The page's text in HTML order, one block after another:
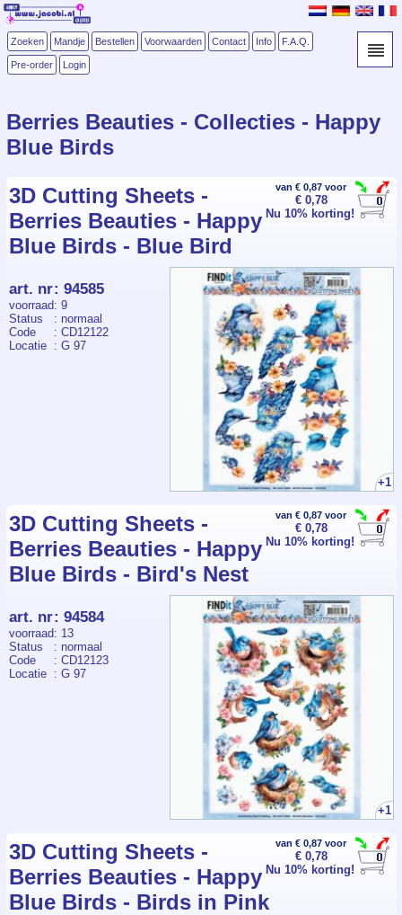
Zoeken Mandje Bestellen Voorwaarden Contact Info F.A.Q.
Pre-order Login
Berries Beauties - Collecties - Happy
Blue Birds
van € 0,87 voor
€ 0,78
Nu 10% korting!
3D Cutting Sheets -
Berries Beauties - Happy
Blue Birds - Blue Bird
+1
art. nr: 94585
voorraad: 9
Status
: normaal
Code
: CD12122
Locatie : G 97
van € 0,87 voor
€ 0,78
Nu 10% korting!
3D Cutting Sheets -
Berries Beauties - Happy
Blue Birds - Bird's Nest
+1
art. nr: 94584
voorraad: 13
Status
: normaal
Code
: CD12123
Locatie : G 97
van € 0,87 voor
€ 0,78
Nu 10% korting!
3D Cutting Sheets -
Berries Beauties - Happy
Blue Birds - Birds in Pink